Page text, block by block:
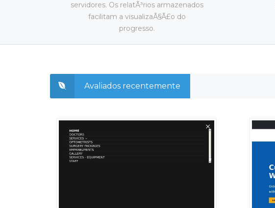
servidores. Os relatÃ³rios armazenados
facilitam a visualizaÃ§Ã£o do
progresso.
Avaliados recentemente